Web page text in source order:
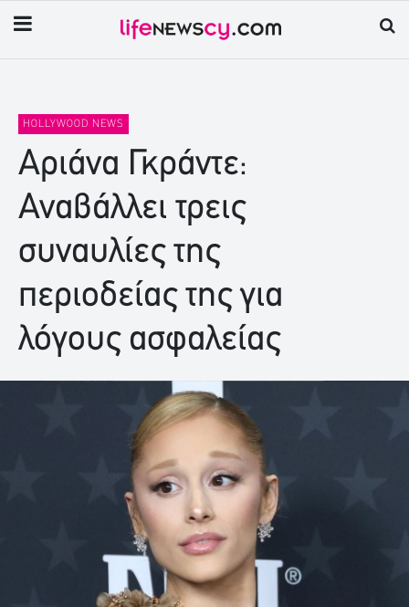
HOLLYWOOD NEWS
Αριάνα Γκράντε:
Αναβάλλει τρεις
συναυλίες της
περιοδείας της για
λόγους ασφαλείας